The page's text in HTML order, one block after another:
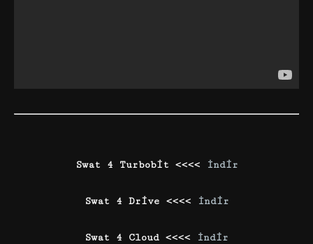
Swat 4 Turbobit <<<< İndir
Swat 4 Drive <<<< İndir
Swat 4 Cloud <<<< İndir